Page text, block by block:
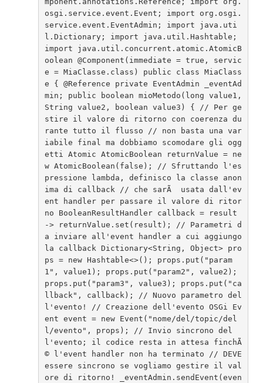
osgi.service.event.Event; import org.osgi.
service.event.EventAdmin; import java.uti
l.Dictionary; import java.util.Hashtable;
import java.util.concurrent.atomic.AtomicB
oolean @Component(immediate = true, servic
e = MiaClasse.class) public class MiaClass
e { @Reference private EventAdmin _eventAd
min; public boolean mioMetodo(long value1,
String value2, boolean value3) { // Per ge
stire il valore di ritorno con coerenza du
rante tutto il flusso // non basta una var
iabile final ma dobbiamo scomodare gli ogg
etti Atomic AtomicBoolean returnValue = ne
w AtomicBoolean(false); // Sfruttando l'es
pressione lambda, definisco la classe anon
ima di callback // che sarÃ  usata dall'ev
ent handler per passare il valore di ritor
no BooleanResultHandler callback = result
-> returnValue.set(result); // Parametri d
a inviare all'event handler a cui aggiungo
la callback Dictionary<String, Object> pro
ps = new Hashtable<>(); props.put("param
1", value1); props.put("param2", value2);
props.put("param3", value3); props.put("ca
llback", callback); // Nuovo parametro del
l'evento! // Creazione dell'evento OSGi Ev
ent event = new Event("nome/del/topic/del
l/evento", props); // Invio sincrono del
l'evento; il codice resta in attesa finchÃ
© l'event handler non ha terminato // DEVE
essere sincrono se vogliamo gestire il val
ore di ritorno! _eventAdmin.sendEvent(even